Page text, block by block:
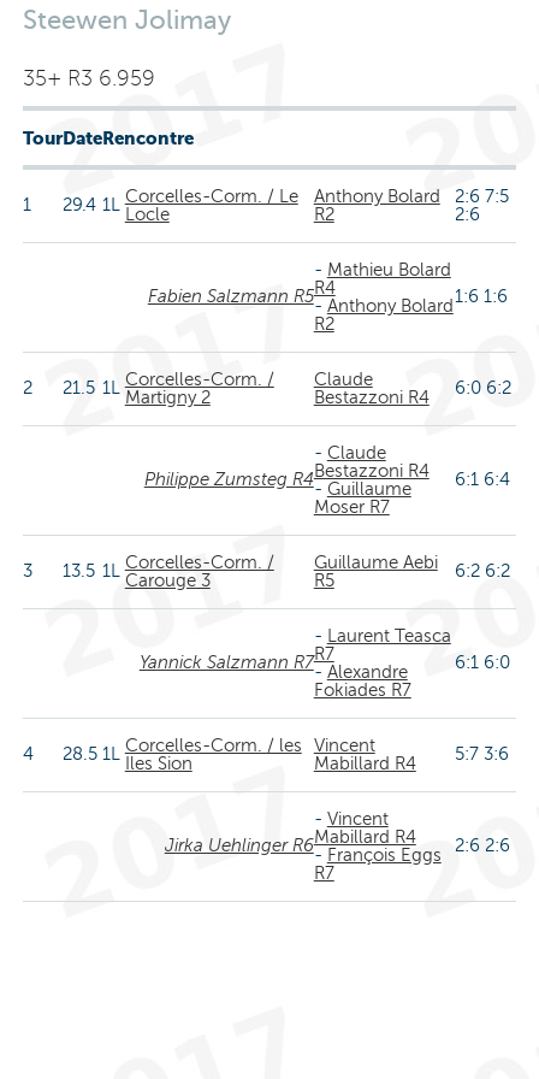
Steewen Jolimay
35+ R3 6.959
TourDateRencontre
1 29.4 1LCorcelles-Corm. / Le
Locle
Anthony Bolard
R2
2:6 7:5
2:6
Fabien Salzmann R5
- Mathieu Bolard
R4
- Anthony Bolard
R2
1:6 1:6
2 21.5 1LCorcelles-Corm. /
Martigny 2
Claude
Bestazzoni R4
6:0 6:2
Philippe Zumsteg R4
- Claude
Bestazzoni R4
- Guillaume
Moser R7
6:1 6:4
3 13.5 1LCorcelles-Corm. /
Carouge 3
Guillaume Aebi
R5
6:2 6:2
Yannick Salzmann R7
-
Laurent Teasca
R7
- Alexandre
Fokiades R7
6:1 6:0
4 28.5 1LCorcelles-Corm. / les
Iles Sion
Vincent
Mabillard R4
5:7 3:6
Jirka Uehlinger R6
- Vincent
Mabillard R4
- François Eggs
R7
2:6 2:6